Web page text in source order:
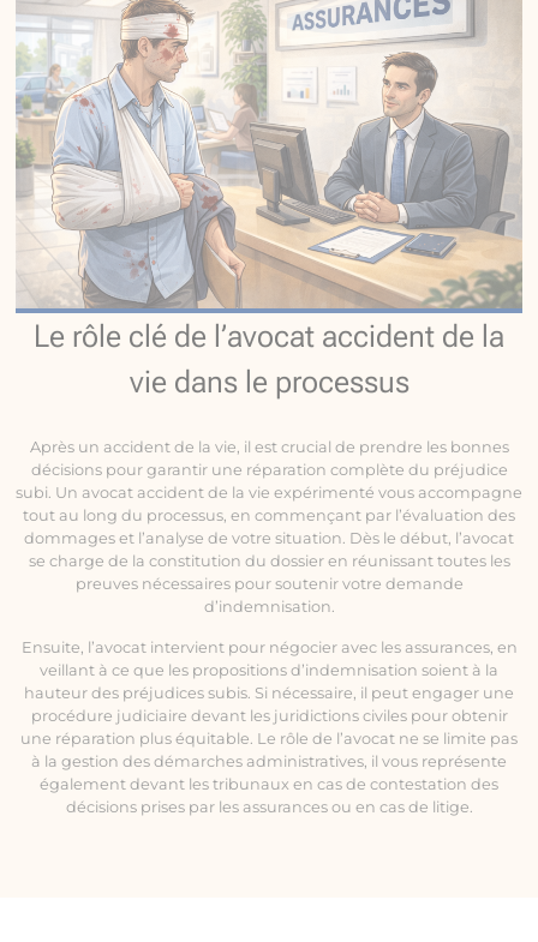
Le rôle clé de l’avocat accident de la
vie dans le processus
Après un accident de la vie, il est crucial de prendre les bonnes
décisions pour garantir une réparation complète du préjudice
subi. Un avocat accident de la vie expérimenté vous accompagne
tout au long du processus, en commençant par l’évaluation des
dommages et l’analyse de votre situation. Dès le début, l’avocat
se charge de la constitution du dossier en réunissant toutes les
preuves nécessaires pour soutenir votre demande
d’indemnisation.
Ensuite, l’avocat intervient pour négocier avec les assurances, en
veillant à ce que les propositions d’indemnisation soient à la
hauteur des préjudices subis. Si nécessaire, il peut engager une
procédure judiciaire devant les juridictions civiles pour obtenir
une réparation plus équitable. Le rôle de l’avocat ne se limite pas
à la gestion des démarches administratives, il vous représente
également devant les tribunaux en cas de contestation des
décisions prises par les assurances ou en cas de litige.